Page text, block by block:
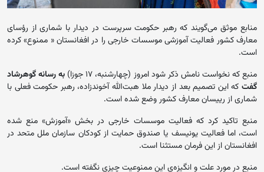
منابع موثق می‌گویند که رهبر حکومت سرپرست در دیدار با شماری از رؤسای
معارف کشور فعالیت آموزشی موسسات خارجی را در افغانستان « ممنوع» کرده
است.
منبع که نخواست نامش ذکر شود امروز (چهارشنبه، ۱۷ جوزا)
به رسانه گوهرشاد
گفت که این تصمیم بعد از دیدار ملا هبت‌الله آخوندزاده، رهبر حکومت فعلی با
شماری از رییسان معارف کشور وضع شده است.
منبع تاکید کرد که فعالیت موسسات خارجی در بخش «آموزش» منع شده
است، اما فعالیت یونیسف یا صندوق حمایت از کودکان سازمان ملل متحد در
افغانستان از این فرمان مستثنا است.
منبع در مورد علت و انگیزه‌ی این ممنوعیت چیزی نگفته است.